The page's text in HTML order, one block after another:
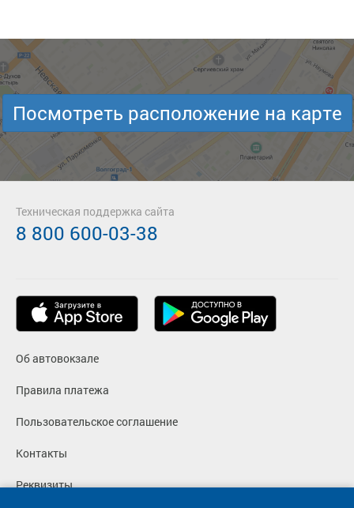
Посмотреть расположение на карте
Об автовокзале
Правила платежа
Пользовательское соглашение
Контакты
Реквизиты
Техническая поддержка сайта
8 800 600-03-38